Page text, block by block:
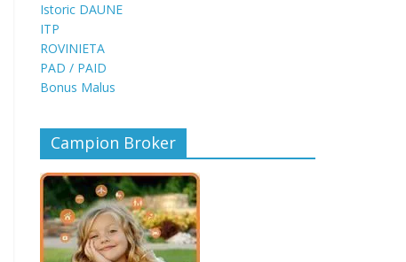
Istoric DAUNE
ITP
ROVINIETA
PAD / PAID
Bonus Malus
Campion Broker